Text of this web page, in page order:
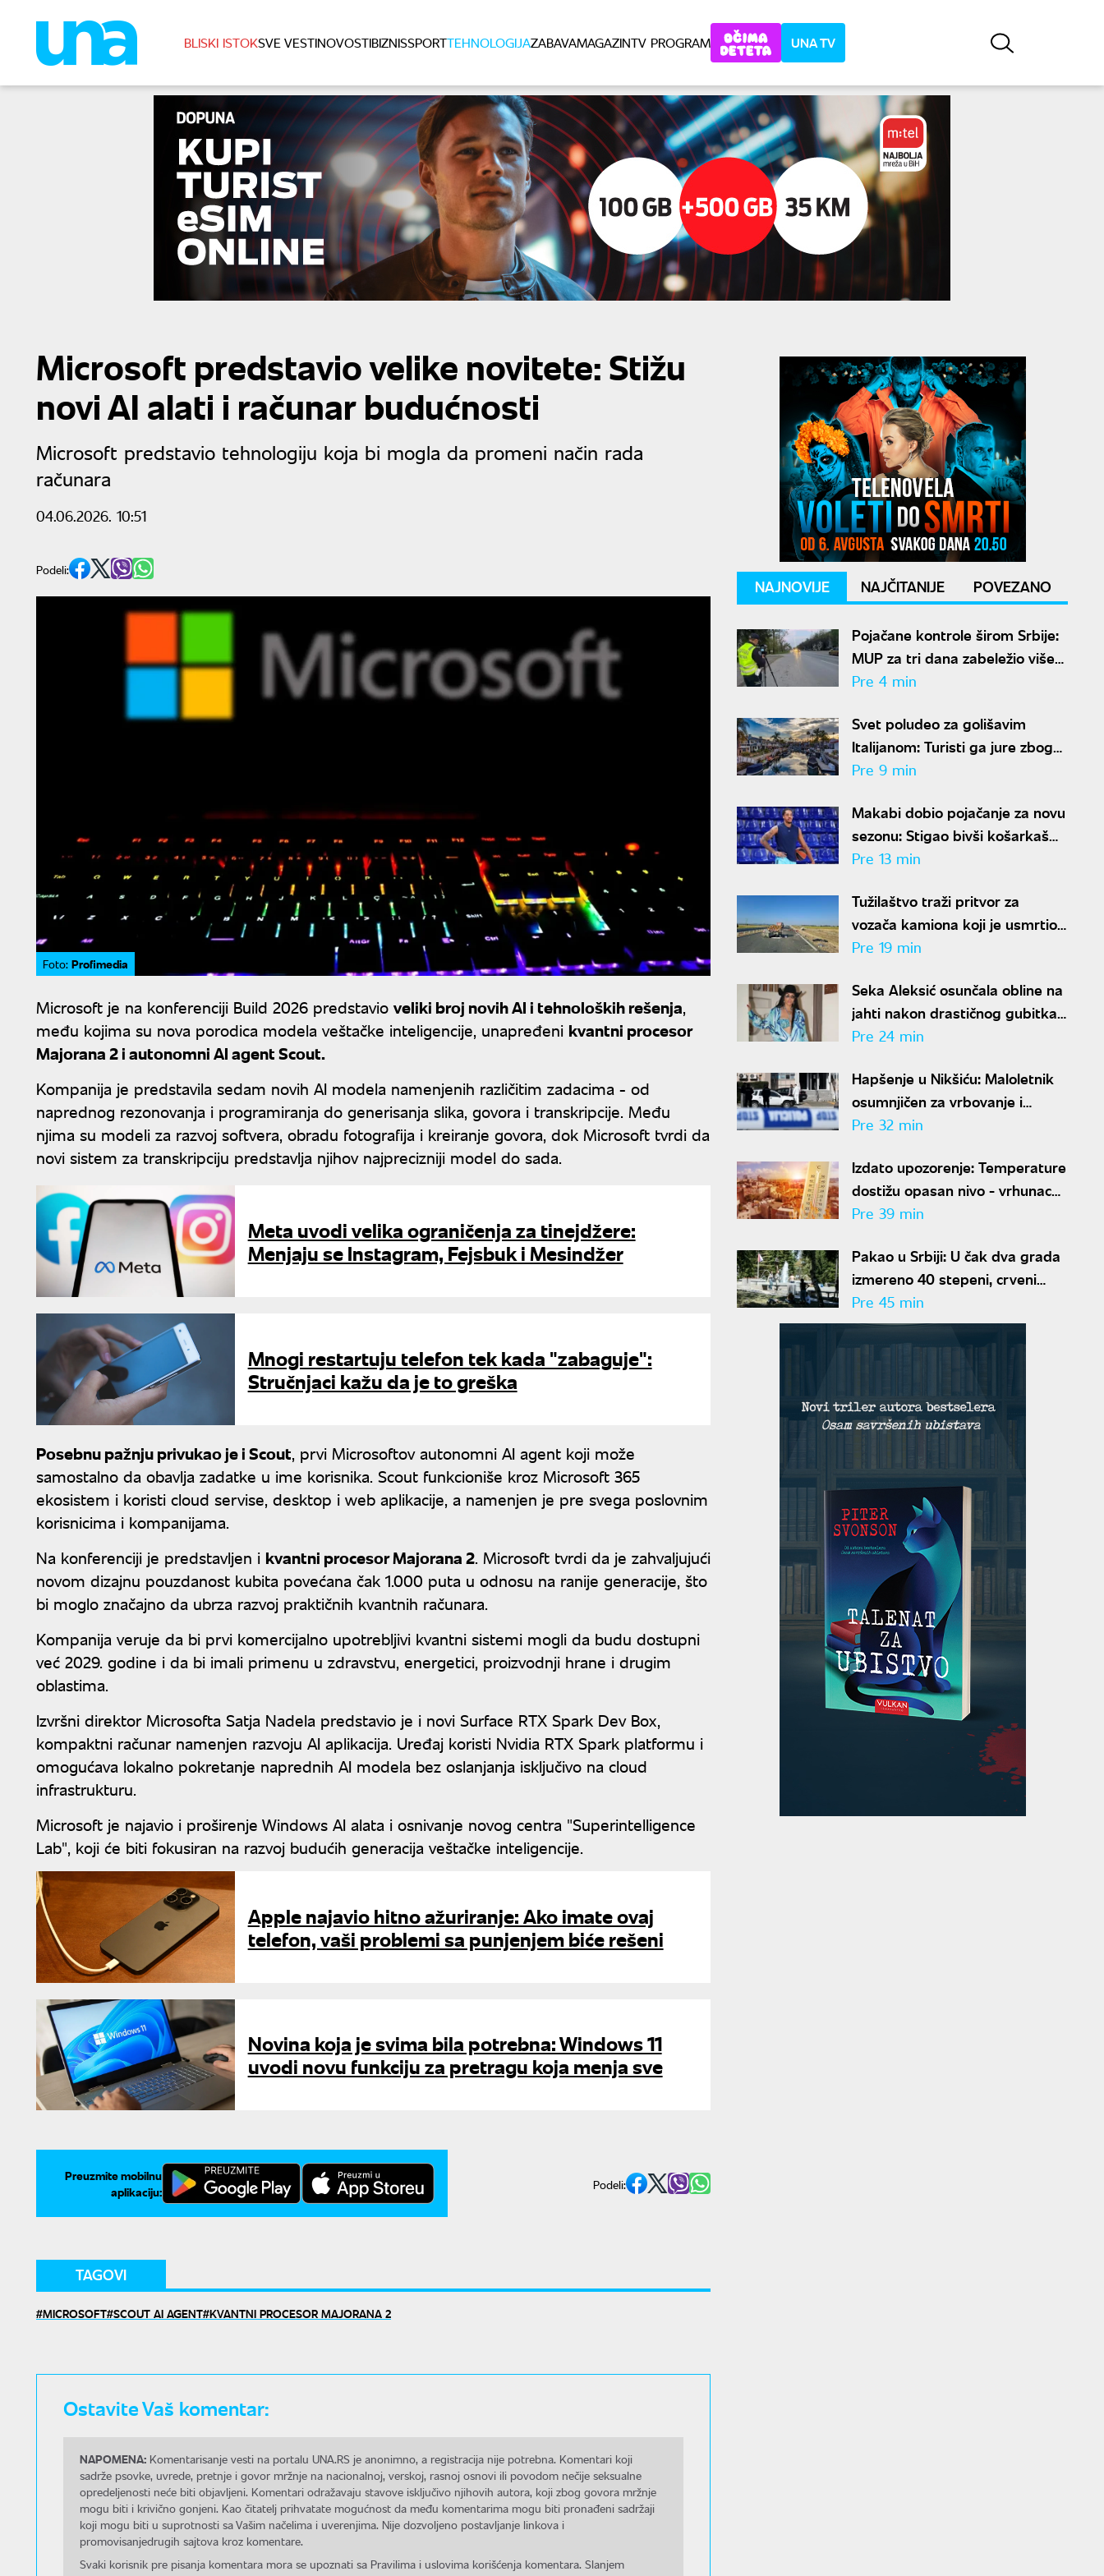
BLISKI ISTOKSVE VESTINOVOSTIBIZNISSPORTTEHNOLOGIJAZABAVAMAGAZINTV PROGRAM UNA TV
Microsoft predstavio velike novitete: Stižu
novi AI alati i računar budućnosti
Microsoft predstavio tehnologiju koja bi mogla da promeni način rada
računara
04.06.2026. 10:51
Podeli:
Foto: Profimedia
Microsoft je na konferenciji Build 2026 predstavio veliki broj novih AI i tehnoloških rešenja,
među kojima su nova porodica modela veštačke inteligencije, unapređeni kvantni procesor
Majorana 2 i autonomni AI agent Scout.
Kompanija je predstavila sedam novih AI modela namenjenih različitim zadacima - od
naprednog rezonovanja i programiranja do generisanja slika, govora i transkripcije. Među
njima su modeli za razvoj softvera, obradu fotografija i kreiranje govora, dok Microsoft tvrdi da
novi sistem za transkripciju predstavlja njihov najprecizniji model do sada.
Meta uvodi velika ograničenja za tinejdžere:
Menjaju se Instagram, Fejsbuk i Mesindžer
Mnogi restartuju telefon tek kada "zabaguje":
Stručnjaci kažu da je to greška
Posebnu pažnju privukao je i Scout, prvi Microsoftov autonomni AI agent koji može
samostalno da obavlja zadatke u ime korisnika. Scout funkcioniše kroz Microsoft 365
ekosistem i koristi cloud servise, desktop i web aplikacije, a namenjen je pre svega poslovnim
korisnicima i kompanijama.
Na konferenciji je predstavljen i kvantni procesor Majorana 2. Microsoft tvrdi da je zahvaljujući
novom dizajnu pouzdanost kubita povećana čak 1.000 puta u odnosu na ranije generacije, što
bi moglo značajno da ubrza razvoj praktičnih kvantnih računara.
Kompanija veruje da bi prvi komercijalno upotrebljivi kvantni sistemi mogli da budu dostupni
već 2029. godine i da bi imali primenu u zdravstvu, energetici, proizvodnji hrane i drugim
oblastima.
Izvršni direktor Microsofta Satja Nadela predstavio je i novi Surface RTX Spark Dev Box,
kompaktni računar namenjen razvoju AI aplikacija. Uređaj koristi Nvidia RTX Spark platformu i
omogućava lokalno pokretanje naprednih AI modela bez oslanjanja isključivo na cloud
infrastrukturu.
Microsoft je najavio i proširenje Windows AI alata i osnivanje novog centra "Superintelligence
Lab", koji će biti fokusiran na razvoj budućih generacija veštačke inteligencije.
Apple najavio hitno ažuriranje: Ako imate ovaj
telefon, vaši problemi sa punjenjem biće rešeni
Novina koja je svima bila potrebna: Windows 11
uvodi novu funkciju za pretragu koja menja sve
Preuzmite mobilnu
aplikaciju:
Podeli:
TAGOVI
MICROSOFT SCOUT AI AGENT KVANTNI PROCESOR MAJORANA 2
Ostavite Vaš komentar:
NAPOMENA: Komentarisanje vesti na portalu UNA.RS je anonimno, a registracija nije potrebna. Komentari koji
sadrže psovke, uvrede, pretnje i govor mržnje na nacionalnoj, verskoj, rasnoj osnovi ili povodom nečije seksualne
opredeljenosti neće biti objavljeni. Komentari odražavaju stavove isključivo njihovih autora, koji zbog govora mržnje
mogu biti i krivično gonjeni. Kao čitatelj prihvatate mogućnost da među komentarima mogu biti pronađeni sadržaji
koji mogu biti u suprotnosti sa Vašim načelima i uverenjima. Nije dozvoljeno postavljanje linkova i
promovisanjedrugih sajtova kroz komentare.
Svaki korisnik pre pisanja komentara mora se upoznati sa Pravilima i uslovima korišćenja komentara. Slanjem
NAJNOVIJE NAJČITANIJE POVEZANO
Pojačane kontrole širom Srbije:
MUP za tri dana zabeležio više
od 19.000 prekoračenja brzine
Pre 4 min
Svet poludeo za golišavim
Italijanom: Turisti ga jure zbog
poruke na grudima, Bred Pit mu
obožava
Pre 9 min
Makabi dobio pojačanje za novu
sezonu: Stigao bivši košarkaš
Fenerbahčea
Pre 13 min
Tužilaštvo traži pritvor za
vozača kamiona koji je usmrtio
dvojicu radnika kod Šapca
Pre 19 min
Seka Aleksić osunčala obline na
jahti nakon drastičnog gubitka
kilograma: Izgleda bolje nego
Pre 24 min
Hapšenje u Nikšiću: Maloletnik
osumnjičen za vrbovanje i
obučavanje za terorizam
Pre 32 min
Izdato upozorenje: Temperature
dostižu opasan nivo - vrhunac
toplotnog talasa u Srbiji
Pre 39 min
Pakao u Srbiji: U čak dva grada
izmereno 40 stepeni, crveni
meteo-alarm i dalje na snazi
Pre 45 min